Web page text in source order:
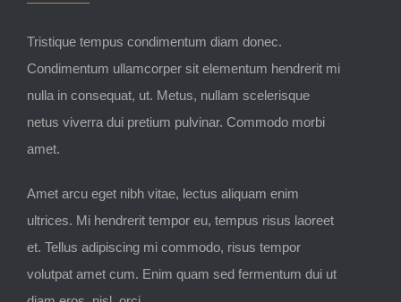
Tristique tempus condimentum diam donec.
Condimentum ullamcorper sit elementum hendrerit mi
nulla in consequat, ut. Metus, nullam scelerisque
netus viverra dui pretium pulvinar. Commodo morbi
amet.
Amet arcu eget nibh vitae, lectus aliquam enim
ultrices. Mi hendrerit tempor eu, tempus risus laoreet
et. Tellus adipiscing mi commodo, risus tempor
volutpat amet cum. Enim quam sed fermentum dui ut